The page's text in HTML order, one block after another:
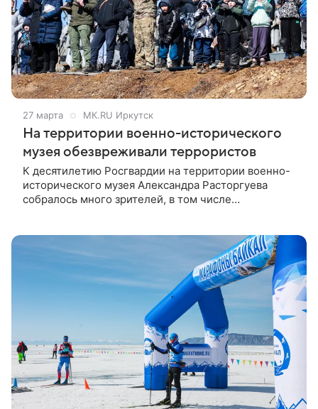
27 марта МК.RU Иркутск
На территории военно-исторического
музея обезвреживали террористов
К десятилетию Росгвардии на территории военно-
исторического музея Александра Расторгуева
собралось много зрителей, в том числе
После торжественного митинга и минуты молчания
в честь погибших сотрудников и военнослужащих
ведомства состоялась зрелищная часть программы.
Дети продемонстрировали, чему они научились.